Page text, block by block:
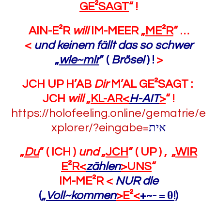
GE²SAGT“ !
AIN-E²R willIM-MEER „ME²R“ …
< und keinem fällt das so schwer
„wie~mir“ ( Brösel) ! >
JCH UP H’AB DirM’AL GE²SAGT :
JCH will„KL-AR<H-AIT>“ !
https://holofeeling.online/gematrie/e
xplorer/?eingabe=אית
„Du“ ( ICH ) und„JCH“ ( UP ) , „WIR
E²R<zählen>UNS“
IM-ME²R < NUR die
(„Voll~kommen>E²<+~- = θ!)